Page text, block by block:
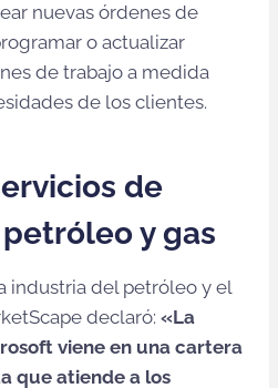
nuevas órdenes de
o actualizar
de trabajo a medida
de los clientes.
de
y gas
industria del petróleo y el
declaró: «La
viene en una cartera
que atiende a los